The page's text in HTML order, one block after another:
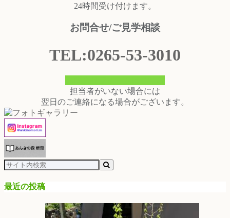
24時間受け付けます。
お問合せ/ご見学相談
TEL:0265-53-3010
担当者がいない場合には
翌日のご連絡になる場合がございます。
最近の投稿